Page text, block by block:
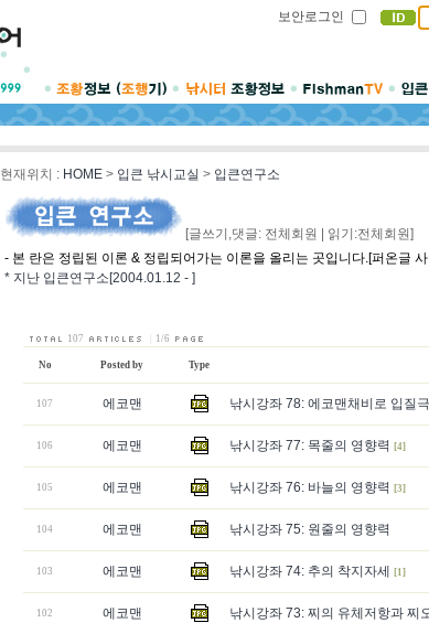
보안로그인
현재위치 : HOME > 입큰 낚시교실 > 입큰연구소
[글쓰기,댓글: 전체회원 | 읽기:전체회원]
- 본 란은 정립된 이론 & 정립되어가는 이론을 올리는 곳입니다.[퍼온글
* 지난 입큰연구소[2004.01.12 - ]
107 1/6
No Posted by Type
107 에코맨 낚시강좌 78: 에코맨채비로 입질
106 에코맨 낚시강좌 77: 목줄의 영향력 [4]
105 에코맨 낚시강좌 76: 바늘의 영향력 [3]
104 에코맨 낚시강좌 75: 원줄의 영향력
103 에코맨 낚시강좌 74: 추의 착지자세 [1]
102 에코맨 낚시강좌 73: 찌의 유체저항과 찌